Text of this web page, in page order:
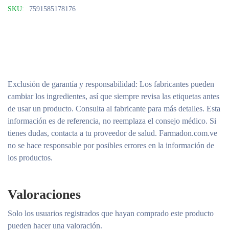
SKU:
7591585178176
Exclusión de garantía y responsabilidad: Los fabricantes pueden
cambiar los ingredientes, así que siempre revisa las etiquetas antes
de usar un producto. Consulta al fabricante para más detalles. Esta
información es de referencia, no reemplaza el consejo médico. Si
tienes dudas, contacta a tu proveedor de salud. Farmadon.com.ve
no se hace responsable por posibles errores en la información de
los productos.
Valoraciones
Solo los usuarios registrados que hayan comprado este producto
pueden hacer una valoración.